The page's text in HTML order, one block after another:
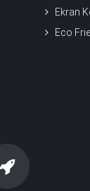
Ekran
Eco